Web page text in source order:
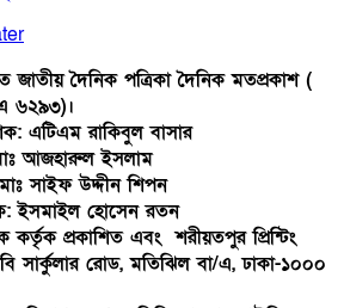
জাতীয় দৈনিক পত্রিকা দৈনিক মতপ্রকাশ (
৬২৯৩)।
এটিএম রাকিবুল বাসার
আজহারুল ইসলাম
সাইফ উদ্দীন শিপন
ইসমাইল হোসেন রতন
প্রকাশিত এবং শরীয়তপুর প্রিন্টিং
সার্কুলার রোড, মতিঝিল বা/এ, ঢাকা-১০০০